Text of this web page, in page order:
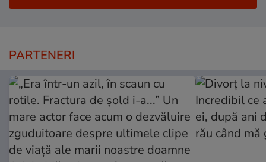
PARTENERI